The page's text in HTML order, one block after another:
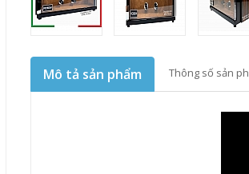
Mô tả sản phẩm Thông số sản